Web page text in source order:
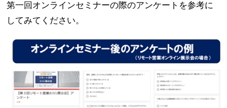
第一回オンラインセミナーの際のアンケートを参考に
してみてください。